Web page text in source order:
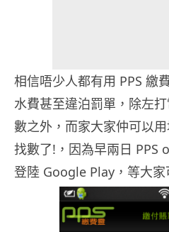
相信唔少人都有用 PPS 繳
水費甚至違泊罰單，除左
數之外，而家大家仲可以
找數了!，因為早兩日
登陸 Google Play，等大